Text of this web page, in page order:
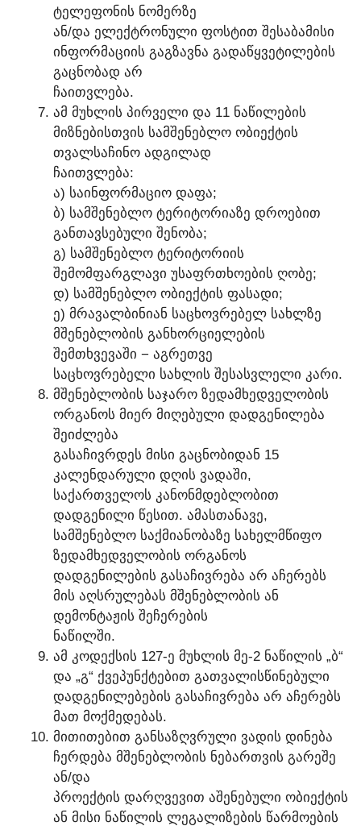
ᲢᲔᲚᲔᲤᲝᲜᲘᲡ ᲜᲝᲛᲔᲠᲖᲔ
ᲐᲜ/ᲓᲐ ᲔᲚᲔᲥᲢᲠᲝᲜᲣᲚᲘ ᲤᲝᲡᲢᲘᲗ ᲨᲔᲡᲐᲑᲐᲛᲘᲡᲘ
ᲘᲜᲤᲝᲠᲛᲐᲪᲘᲘᲡ ᲒᲐᲒᲖᲐᲕᲜᲐ ᲒᲐᲓᲐᲬᲧᲕᲔᲢᲘᲚᲔᲑᲘᲡ
ᲒᲐᲪᲜᲝᲑᲐᲓ ᲐᲠ
ᲩᲐᲘᲗᲕᲚᲔᲑᲐ.
ᲐᲛ ᲛᲣᲮᲚᲘᲡ ᲞᲘᲠᲕᲔᲚᲘ ᲓᲐ 11 ᲜᲐᲬᲘᲚᲔᲑᲘᲡ
ᲛᲘᲖᲜᲔᲑᲘᲡᲗᲕᲘᲡ ᲡᲐᲛᲨᲔᲜᲔᲑᲚᲝ ᲝᲑᲘᲔᲥᲢᲘᲡ
ᲗᲕᲐᲚᲡᲐᲩᲘᲜᲝ ᲐᲓᲒᲘᲚᲐᲓ
ᲩᲐᲘᲗᲕᲚᲔᲑᲐ:
Ა) ᲡᲐᲘᲜᲤᲝᲠᲛᲐᲪᲘᲝ ᲓᲐᲤᲐ;
Ბ) ᲡᲐᲛᲨᲔᲜᲔᲑᲚᲝ ᲢᲔᲠᲘᲢᲝᲠᲘᲐᲖᲔ ᲓᲠᲝᲔᲑᲘᲗ
ᲒᲐᲜᲗᲐᲕᲡᲔᲑᲣᲚᲘ ᲨᲔᲜᲝᲑᲐ;
Გ) ᲡᲐᲛᲨᲔᲜᲔᲑᲚᲝ ᲢᲔᲠᲘᲢᲝᲠᲘᲘᲡ
ᲨᲔᲛᲝᲛᲤᲐᲠᲒᲚᲐᲕᲘ ᲣᲡᲐᲤᲠᲗᲮᲝᲔᲑᲘᲡ ᲦᲝᲑᲔ;
Დ) ᲡᲐᲛᲨᲔᲜᲔᲑᲚᲝ ᲝᲑᲘᲔᲥᲢᲘᲡ ᲤᲐᲡᲐᲓᲘ;
Ე) ᲛᲠᲐᲕᲐᲚᲑᲘᲜᲘᲐᲜ ᲡᲐᲪᲮᲝᲕᲠᲔᲑᲔᲚ ᲡᲐᲮᲚᲖᲔ
ᲛᲨᲔᲜᲔᲑᲚᲝᲑᲘᲡ ᲒᲐᲜᲮᲝᲠᲪᲘᲔᲚᲔᲑᲘᲡ
ᲨᲔᲛᲗᲮᲕᲔᲕᲐᲨᲘ − ᲐᲒᲠᲔᲗᲕᲔ
ᲡᲐᲪᲮᲝᲕᲠᲔᲑᲔᲚᲘ ᲡᲐᲮᲚᲘᲡ ᲨᲔᲡᲐᲡᲕᲚᲔᲚᲘ ᲙᲐᲠᲘ.
ᲛᲨᲔᲜᲔᲑᲚᲝᲑᲘᲡ ᲡᲐᲯᲐᲠᲝ ᲖᲔᲓᲐᲛᲮᲔᲓᲕᲔᲚᲝᲑᲘᲡ
ᲝᲠᲒᲐᲜᲝᲡ ᲛᲘᲔᲠ ᲛᲘᲦᲔᲑᲣᲚᲘ ᲓᲐᲓᲒᲔᲜᲘᲚᲔᲑᲐ
ᲨᲔᲘᲫᲚᲔᲑᲐ
ᲒᲐᲡᲐᲩᲘᲕᲠᲓᲔᲡ ᲛᲘᲡᲘ ᲒᲐᲪᲜᲝᲑᲘᲓᲐᲜ 15
ᲙᲐᲚᲔᲜᲓᲐᲠᲣᲚᲘ ᲓᲦᲘᲡ ᲕᲐᲓᲐᲨᲘ,
ᲡᲐᲥᲐᲠᲗᲕᲔᲚᲝᲡ ᲙᲐᲜᲝᲜᲛᲓᲔᲑᲚᲝᲑᲘᲗ
ᲓᲐᲓᲒᲔᲜᲘᲚᲘ ᲬᲔᲡᲘᲗ. ᲐᲛᲐᲡᲗᲐᲜᲐᲕᲔ,
ᲡᲐᲛᲨᲔᲜᲔᲑᲚᲝ ᲡᲐᲥᲛᲘᲐᲜᲝᲑᲐᲖᲔ ᲡᲐᲮᲔᲚᲛᲬᲘᲤᲝ
ᲖᲔᲓᲐᲛᲮᲔᲓᲕᲔᲚᲝᲑᲘᲡ ᲝᲠᲒᲐᲜᲝᲡ
ᲓᲐᲓᲒᲔᲜᲘᲚᲔᲑᲘᲡ ᲒᲐᲡᲐᲩᲘᲕᲠᲔᲑᲐ ᲐᲠ ᲐᲩᲔᲠᲔᲑᲡ
ᲛᲘᲡ ᲐᲦᲡᲠᲣᲚᲔᲑᲐᲡ ᲛᲨᲔᲜᲔᲑᲚᲝᲑᲘᲡ ᲐᲜ
ᲓᲔᲛᲝᲜᲢᲐᲟᲘᲡ ᲨᲔᲩᲔᲠᲔᲑᲘᲡ
ᲜᲐᲬᲘᲚᲨᲘ.
ᲐᲛ ᲙᲝᲓᲔᲥᲡᲘᲡ 127-Ე ᲛᲣᲮᲚᲘᲡ ᲛᲔ-2 ᲜᲐᲬᲘᲚᲘᲡ „Ბ“
ᲓᲐ „Გ“ ᲥᲕᲔᲞᲣᲜᲥᲢᲔᲑᲘᲗ ᲒᲐᲗᲕᲐᲚᲘᲡᲬᲘᲜᲔᲑᲣᲚᲘ
ᲓᲐᲓᲒᲔᲜᲘᲚᲔᲑᲔᲑᲘᲡ ᲒᲐᲡᲐᲩᲘᲕᲠᲔᲑᲐ ᲐᲠ ᲐᲩᲔᲠᲔᲑᲡ
ᲛᲐᲗ ᲛᲝᲥᲛᲔᲓᲔᲑᲐᲡ.
ᲛᲘᲗᲘᲗᲔᲑᲘᲗ ᲒᲐᲜᲡᲐᲖᲦᲕᲠᲣᲚᲘ ᲕᲐᲓᲘᲡ ᲓᲘᲜᲔᲑᲐ
ᲩᲔᲠᲓᲔᲑᲐ ᲛᲨᲔᲜᲔᲑᲚᲝᲑᲘᲡ ᲜᲔᲑᲐᲠᲗᲕᲘᲡ ᲒᲐᲠᲔᲨᲔ
ᲐᲜ/ᲓᲐ
ᲞᲠᲝᲔᲥᲢᲘᲡ ᲓᲐᲠᲦᲕᲔᲕᲘᲗ ᲐᲨᲔᲜᲔᲑᲣᲚᲘ ᲝᲑᲘᲔᲥᲢᲘᲡ
ᲐᲜ ᲛᲘᲡᲘ ᲜᲐᲬᲘᲚᲘᲡ ᲚᲔᲒᲐᲚᲘᲖᲔᲑᲘᲡ ᲬᲐᲠᲛᲝᲔᲑᲘᲡ